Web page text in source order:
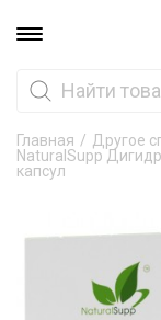
Главная / Другое
NaturalSupp
капсул